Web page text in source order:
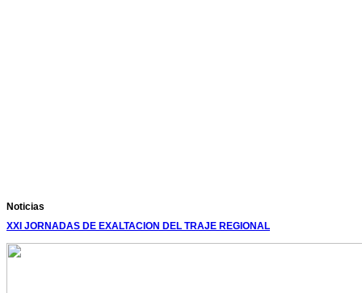
Noticias
XXI JORNADAS DE EXALTACION DEL TRAJE REGIONAL